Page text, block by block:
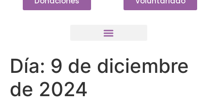
Día: 9 de diciembre
de 2024